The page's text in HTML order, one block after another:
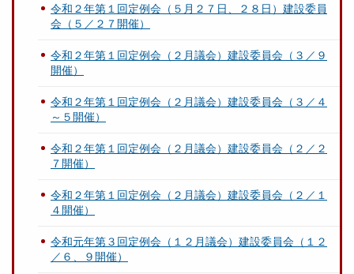
令和２年第１回定例会（５月２７日、２８日）建設委員
会（５／２７開催）
令和２年第１回定例会（２月議会）建設委員会（３／９
開催）
令和２年第１回定例会（２月議会）建設委員会（３／４
～５開催）
令和２年第１回定例会（２月議会）建設委員会（２／２
７開催）
令和２年第１回定例会（２月議会）建設委員会（２／１
４開催）
令和元年第３回定例会（１２月議会）建設委員会（１２
／６、９開催）